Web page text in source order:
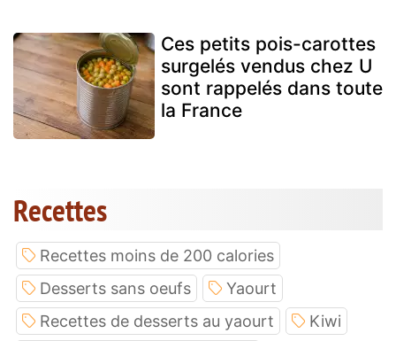
Ces petits pois-carottes
surgelés vendus chez U
sont rappelés dans toute
la France
Recettes
Recettes moins de 200 calories
Desserts sans oeufs
Yaourt
Recettes de desserts au yaourt
Kiwi